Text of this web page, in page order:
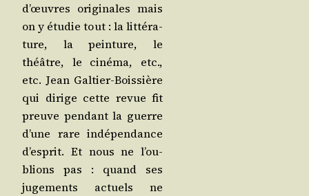
d’œuvres ori­gi­nales mais
on y étu­die tout : la lit­té­ra­
ture, la pein­ture, le
théâtre, le ciné­ma, etc.,
etc. Jean Gal­tier-Bois­sière
qui dirige cette revue fit
preuve pen­dant la guerre
d’une rare indé­pen­dance
d’es­prit. Et nous ne l’ou­
blions pas : quand ses
juge­ments actuels ne